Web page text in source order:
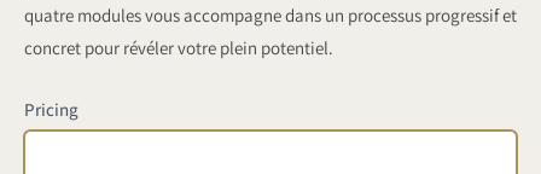
n
a
quatre modules vous accompagne dans un processus progressif et
concret pour révéler votre plein potentiel.
Pricing